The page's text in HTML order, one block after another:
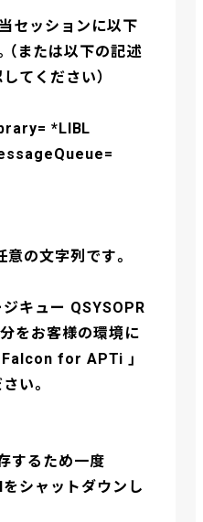
セッションに以下
（または以下の記述
てください）
*LIBL
文字列です。
ジキュー QSYSOPR
をお客様の環境に
Falcon for APTi 」
い。
するため一度
シャットダウンし